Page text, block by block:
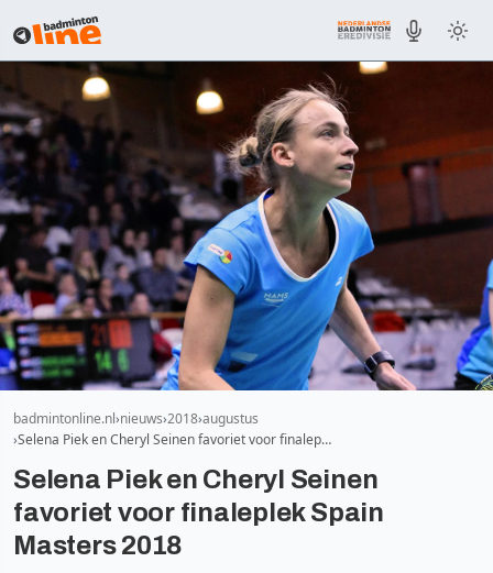
badmintonline.nl nieuws 2018 augustus
Selena Piek en Cheryl Seinen favoriet voor finalep…
Selena Piek en Cheryl Seinen
favoriet voor finaleplek Spain
Masters 2018